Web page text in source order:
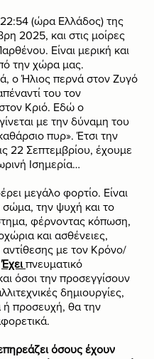
22:54 (ώρα Ελλάδος) της
2025, και στις μοίρες
Είναι μερική και
την χώρα μας.
ο Ήλιος περνά στον Ζυγό
του τον
Κριό. Εδώ ο
με την δύναμη του
πυρ». Έτσι την
22 Σεπτεμβρίου, έχουμε
Ισημερία…
μεγάλο φορτίο. Είναι
σώμα, την ψυχή και το
φέρνοντας κόπωση,
και ασθένειες,
αντίθεσης με τον Κρόνο/
Έχει πνευματικό
όσοι την προσεγγίσουν
δημιουργίες,
ή προσευχή, θα την
όσους έχουν